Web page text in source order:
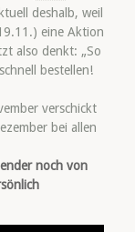
deshalb, weil
eine Aktion
also denkt: „So
bestellen!
verschickt
bei allen
noch von